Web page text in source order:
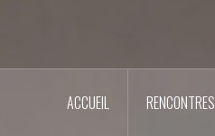
ACCUEIL RENCONTRES